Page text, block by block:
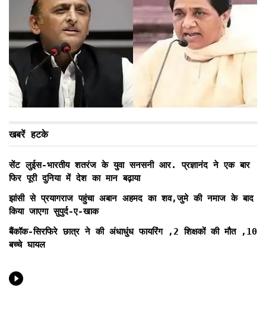
खबरें हटके
सेंट लुईस-भारतीय शतरंज के युवा सनसनी आर. प्रज्ञानंद ने एक बार
फिर पूरी दुनिया में देश का मान बढ़ाया
झांसी से प्रयागराज पहुंचा अबान अहमद का शव,जुमे की नमाज के बाद
किया जाएगा सुपुर्द-ए-खाक
बैंकॉक-सिरफिरे छात्र ने की अंधाधुंध फायरिंग ,2 शिक्षकों की मौत ,10
बच्चे घायल